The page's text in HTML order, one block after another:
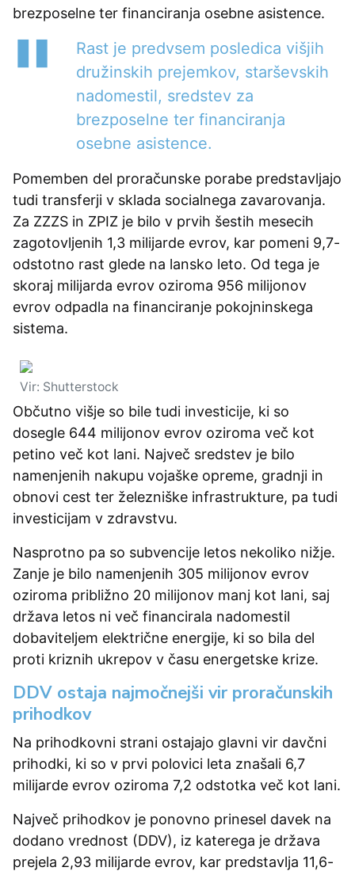
brezposelne ter financiranja osebne asistence.
Rast je predvsem posledica višjih
družinskih prejemkov, starševskih
nadomestil, sredstev za
brezposelne ter financiranja
osebne asistence.
Pomemben del proračunske porabe predstavljajo
tudi transferji v sklada socialnega zavarovanja.
Za ZZZS in ZPIZ je bilo v prvih šestih mesecih
zagotovljenih 1,3 milijarde evrov, kar pomeni 9,7-
odstotno rast glede na lansko leto. Od tega je
skoraj milijarda evrov oziroma 956 milijonov
evrov odpadla na financiranje pokojninskega
sistema.
Vir: Shutterstock
Občutno višje so bile tudi investicije, ki so
dosegle 644 milijonov evrov oziroma več kot
petino več kot lani. Največ sredstev je bilo
namenjenih nakupu vojaške opreme, gradnji in
obnovi cest ter železniške infrastrukture, pa tudi
investicijam v zdravstvu.
Nasprotno pa so subvencije letos nekoliko nižje.
Zanje je bilo namenjenih 305 milijonov evrov
oziroma približno 20 milijonov manj kot lani, saj
država letos ni več financirala nadomestil
dobaviteljem električne energije, ki so bila del
proti kriznih ukrepov v času energetske krize.
DDV ostaja najmočnejši vir proračunskih
prihodkov
Na prihodkovni strani ostajajo glavni vir davčni
prihodki, ki so v prvi polovici leta znašali 6,7
milijarde evrov oziroma 7,2 odstotka več kot lani.
Največ prihodkov je ponovno prinesel davek na
dodano vrednost (DDV), iz katerega je država
prejela 2,93 milijarde evrov, kar predstavlja 11,6-